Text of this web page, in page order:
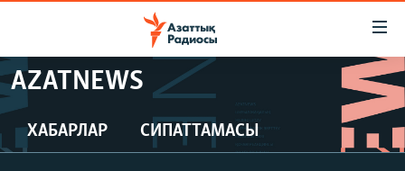
Skip
to
main
content
САЯСАТ
AZATNEWS
ХАБАРЛАР СИПАТТАМАСЫ